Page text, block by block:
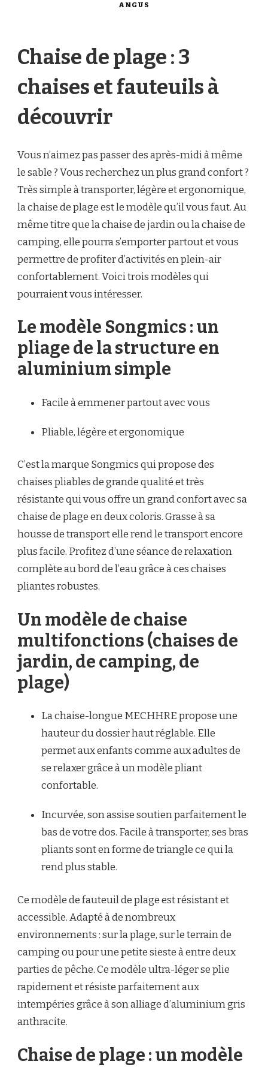
ANGUS
Chaise de plage : 3
chaises et fauteuils à
découvrir
Vous n’aimez pas passer des après-midi à même
le sable ? Vous recherchez un plus grand confort ?
Très simple à transporter, légère et ergonomique,
la chaise de plage est le modèle qu’il vous faut. Au
même titre que la chaise de jardin ou la chaise de
camping, elle pourra s’emporter partout et vous
permettre de profiter d’activités en plein-air
confortablement. Voici trois modèles qui
pourraient vous intéresser.
Le modèle Songmics : un
pliage de la structure en
aluminium simple
Facile à emmener partout avec vous
Pliable, légère et ergonomique
C’est la marque Songmics qui propose des
chaises pliables de grande qualité et très
résistante qui vous offre un grand confort avec sa
chaise de plage en deux coloris. Grasse à sa
housse de transport elle rend le transport encore
plus facile. Profitez d’une séance de relaxation
complète au bord de l’eau grâce à ces chaises
pliantes robustes.
Un modèle de chaise
multifonctions (chaises de
jardin, de camping, de
plage)
La chaise-longue MECHHRE propose une
hauteur du dossier haut réglable. Elle
permet aux enfants comme aux adultes de
se relaxer grâce à un modèle pliant
confortable.
Incurvée, son assise soutien parfaitement le
bas de votre dos. Facile à transporter, ses bras
pliants sont en forme de triangle ce qui la
rend plus stable.
Ce modèle de fauteuil de plage est résistant et
accessible. Adapté à de nombreux
environnements : sur la plage, sur le terrain de
camping ou pour une petite sieste à entre deux
parties de pêche. Ce modèle ultra-léger se plie
rapidement et résiste parfaitement aux
intempéries grâce à son alliage d’aluminium gris
anthracite.
Chaise de plage : un modèle